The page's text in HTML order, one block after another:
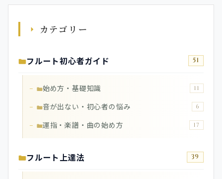
カテゴリー
フルート初心者ガイド 51
始め方・基礎知識 11
音が出ない・初心者の悩み 6
運指・楽譜・曲の始め方 17
フルート上達法 39